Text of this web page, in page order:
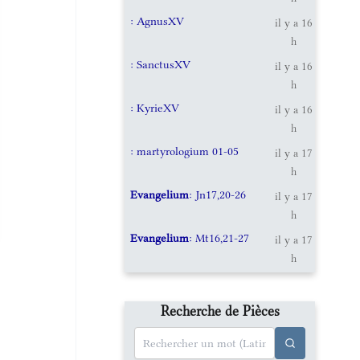
: AgnusXV
il y a 16
h
: SanctusXV
il y a 16
h
: KyrieXV
il y a 16
h
: martyrologium 01-05
il y a 17
h
Evangelium: Jn17,20-26
il y a 17
h
Evangelium: Mt16,21-27
il y a 17
h
Recherche de Pièces